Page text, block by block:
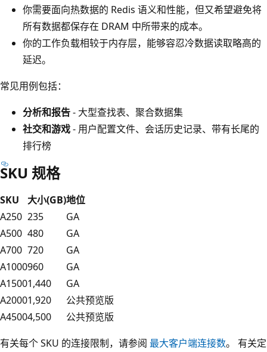
你需要面向热数据的 Redis 语义和性能，但又希望避免将
所有数据都保存在 DRAM 中所带来的成本。
你的工作负载相较于内存层，能够容忍冷数据读取略高的
延迟。
常见用例包括：
分析和报告- 大型查找表、聚合数据集
社交和游戏- 用户配置文件、会话历史记录、带有长尾的
排行榜
SKU 规格
SKU 大小(GB)地位
A250 235
GA
A500 480
GA
A700 720
GA
A1000960
GA
A15001,440
GA
A20001,920
公共预览版
A45004,500
公共预览版
有关每个 SKU 的连接限制，请参阅 最大客户端连接数。 有关定